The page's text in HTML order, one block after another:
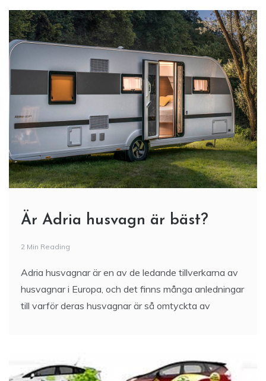
Är Adria husvagn är bäst?
2 Min Reading
Adria husvagnar är en av de ledande tillverkarna av
husvagnar i Europa, och det finns många anledningar
till varför deras husvagnar är så omtyckta av